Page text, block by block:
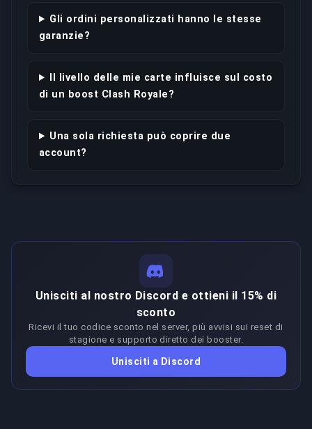
Gli ordini personalizzati hanno le stesse
garanzie?
Il livello delle mie carte influisce sul costo
di un boost Clash Royale?
Una sola richiesta può coprire due
account?
Unisciti al nostro Discord e ottieni il 15% di
sconto
Ricevi il tuo codice sconto nel server, più avvisi sui reset di
stagione e supporto diretto dei booster.
Unisciti a Discord